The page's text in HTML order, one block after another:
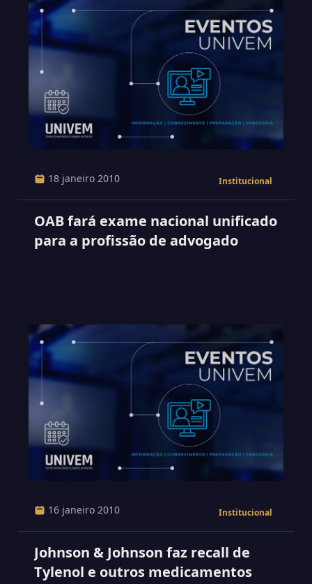
18 janeiro 2010 Institucional
OAB fará exame nacional unificado
para a profissão de advogado
16 janeiro 2010 Institucional
Johnson & Johnson faz recall de
Tylenol e outros medicamentos